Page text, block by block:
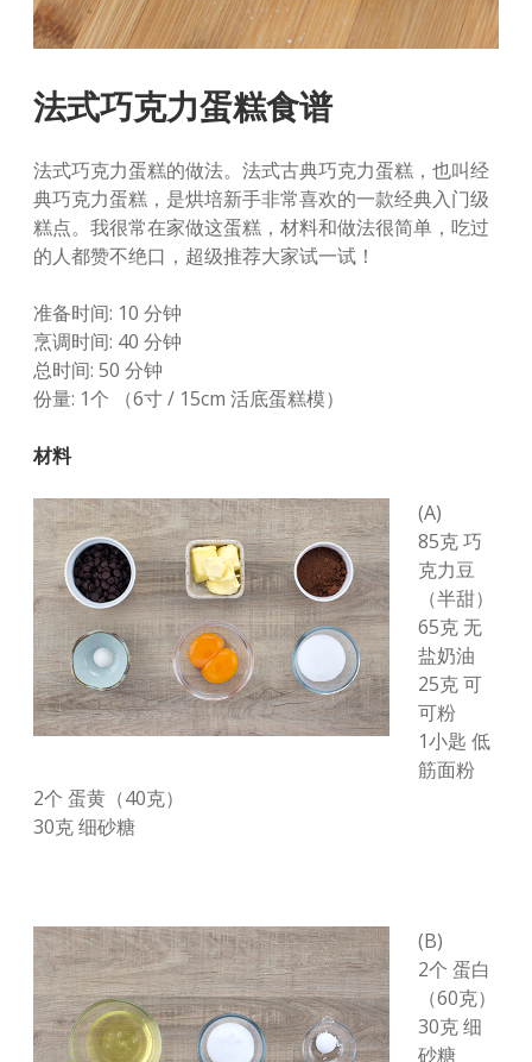
法式巧克力蛋糕食谱
法式巧克力蛋糕的做法。法式古典巧克力蛋糕，也叫经
典巧克力蛋糕，是烘培新手非常喜欢的一款经典入门级
糕点。我很常在家做这蛋糕，材料和做法很简单，吃过
的人都赞不绝口，超级推荐大家试一试！
准备时间: 10 分钟
烹调时间: 40 分钟
总时间: 50 分钟
份量: 1个 （6寸 / 15cm 活底蛋糕模）
材料
(A)
85克 巧
克力豆
（半甜）
65克 无
盐奶油
25克 可
可粉
1小匙 低
筋面粉
2个 蛋黄（40克）
30克 细砂糖
(B)
2个 蛋白
（60克）
30克 细
砂糖